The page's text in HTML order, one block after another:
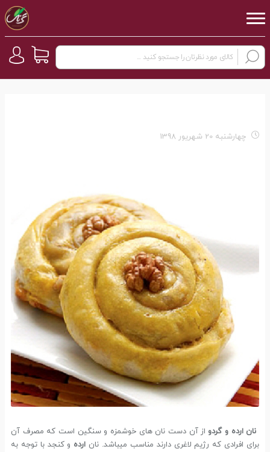
چهارشنبه 20 شهریور 1398
نان ارده و گردو از آن دست نان های خوشمزه و سنگین است که مصرف آن
برای افرادی که رژیم لاغری دارند مناسب میباشد. نان ارده و کنجد با توجه به